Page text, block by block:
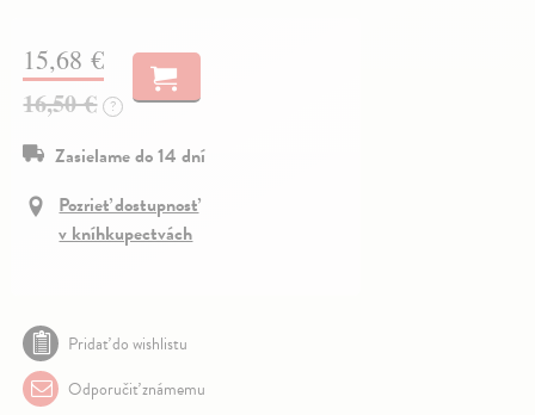
15,68 €
16,50 € ?
Zasielame do 14 dní
Pozrieť dostupnosť
v kníhkupectvách
Pridať do wishlistu
Odporučiť známemu